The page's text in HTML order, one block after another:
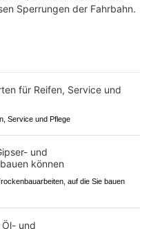
Sperrungen der Fahrbahn.
Service und Pflege
auf die Sie bauen